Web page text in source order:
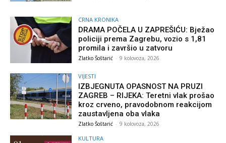
CRNA KRONIKA
DRAMA POČELA U ZAPREŠIĆU: Bježao
policiji prema Zagrebu, vozio s 1,81
promila i završio u zatvoru
Zlatko Šoštarić - 9 kolovoza, 2026
VIJESTI
IZBJEGNUTA OPASNOST NA PRUZI
ZAGREB – RIJEKA: Teretni vlak prošao
kroz crveno, pravodobnom reakcijom
zaustavljena oba vlaka
Zlatko Šoštarić - 9 kolovoza, 2026
KULTURA